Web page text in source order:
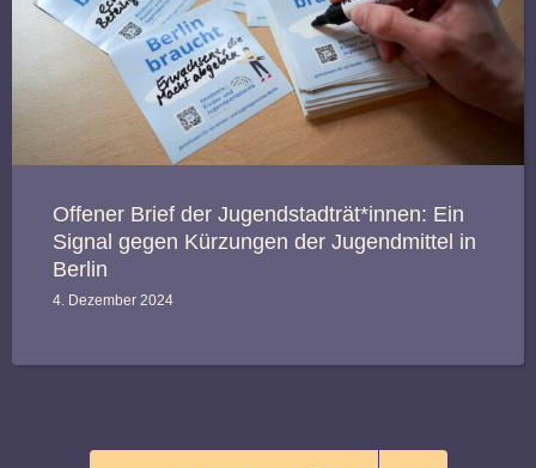
Offener Brief der Jugendstadträt*innen: Ein
Signal gegen Kürzungen der Jugendmittel in
Berlin
4. Dezember 2024